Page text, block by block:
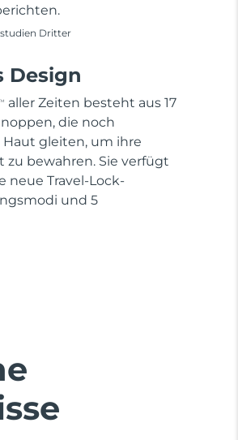
Dritter
Design
aller Zeiten besteht aus 17
die noch
gleiten, um ihre
zu bewahren. Sie verfügt
neue Travel-Lock-
und 5